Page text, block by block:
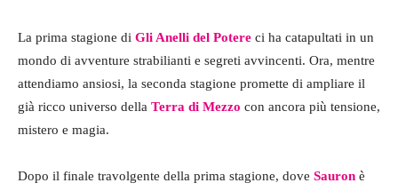
La prima stagione di Gli Anelli del Potere ci ha catapultati in un
mondo di avventure strabilianti e segreti avvincenti. Ora, mentre
attendiamo ansiosi, la seconda stagione promette di ampliare il
già ricco universo della Terra di Mezzo con ancora più tensione,
mistero e magia.
Dopo il finale travolgente della prima stagione, dove Sauron è